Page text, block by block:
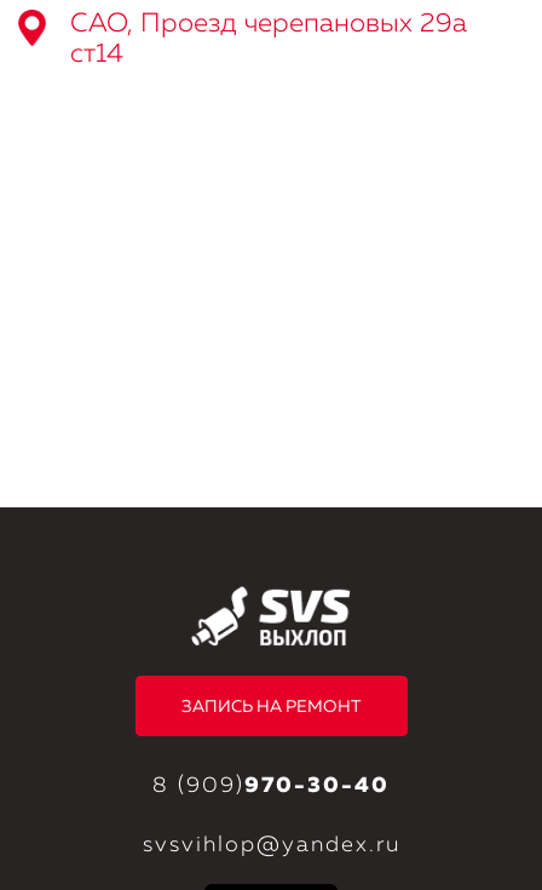
САО, Проезд черепановых 29а
ст14
ЗАПИСЬ НА РЕМОНТ
8 (909)970-30-40
svsvihlop@yandex.ru